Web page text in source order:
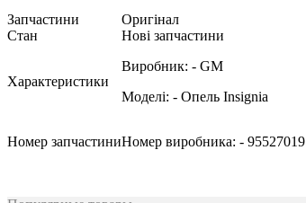
Запчастини
Оригінал
Стан
Нові запчастини
Характеристики
Виробник: - GM
Моделі: - Опель Insignia
Номер запчастиниНомер виробника: - 95527019